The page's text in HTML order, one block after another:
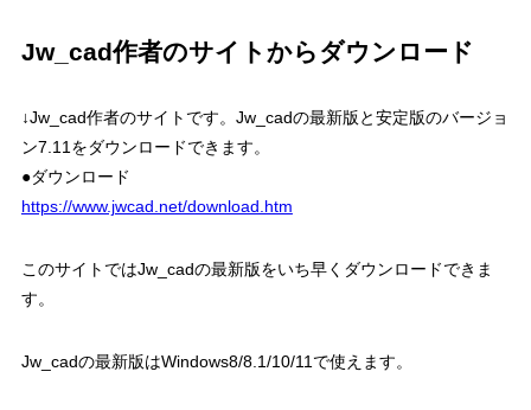
Jw_cad作者のサイトからダウンロード
↓Jw_cad作者のサイトです。Jw_cadの最新版と安定版のバージョ
ン7.11をダウンロードできます。
●ダウンロード
https://www.jwcad.net/download.htm
このサイトではJw_cadの最新版をいち早くダウンロードできま
す。
Jw_cadの最新版はWindows8/8.1/10/11で使えます。